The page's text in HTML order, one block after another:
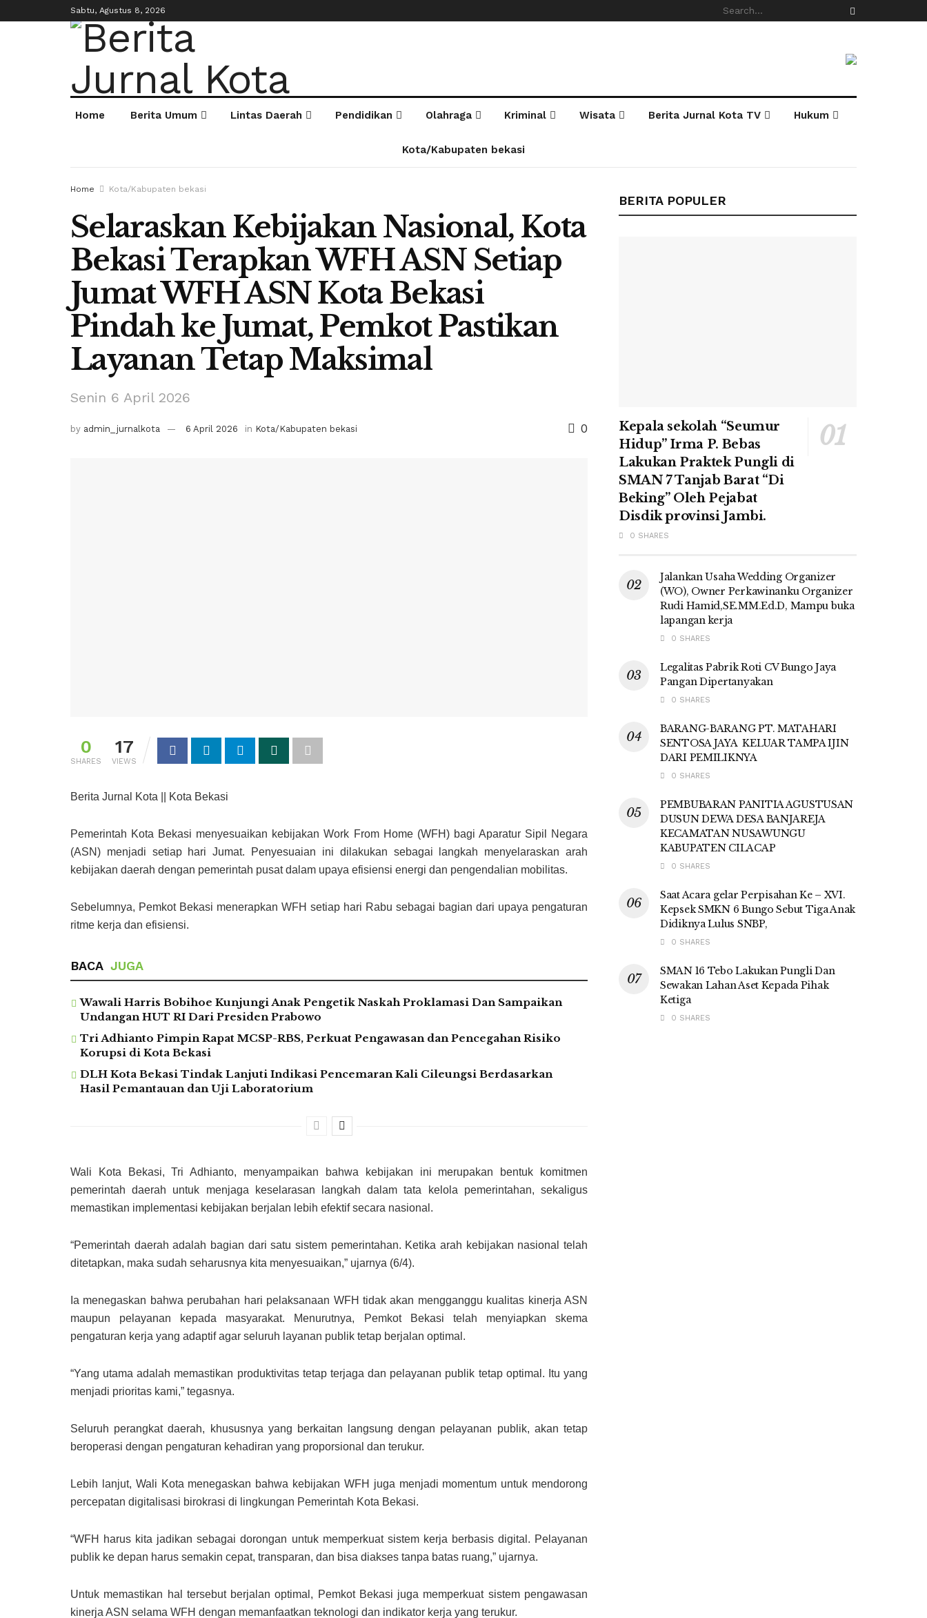
Sabtu, Agustus 8, 2026
Home Berita Umum Lintas Daerah Pendidikan Olahraga Kriminal Wisata Berita Jurnal Kota TV Hukum
Kota/Kabupaten bekasi
Home Kota/Kabupaten bekasi
Selaraskan Kebijakan Nasional, Kota
Bekasi Terapkan WFH ASN Setiap
Jumat WFH ASN Kota Bekasi
Pindah ke Jumat, Pemkot Pastikan
Layanan Tetap Maksimal
Senin 6 April 2026
by admin_jurnalkota 6 April 2026 in Kota/Kabupaten bekasi 0
0
SHARES
17
VIEWS
Berita Jurnal Kota || Kota Bekasi
Pemerintah Kota Bekasi menyesuaikan kebijakan Work From Home (WFH) bagi Aparatur Sipil Negara
(ASN) menjadi setiap hari Jumat. Penyesuaian ini dilakukan sebagai langkah menyelaraskan arah
kebijakan daerah dengan pemerintah pusat dalam upaya efisiensi energi dan pengendalian mobilitas.
Sebelumnya, Pemkot Bekasi menerapkan WFH setiap hari Rabu sebagai bagian dari upaya pengaturan
ritme kerja dan efisiensi.
BACA JUGA
Wawali Harris Bobihoe Kunjungi Anak Pengetik Naskah Proklamasi Dan Sampaikan
Undangan HUT RI Dari Presiden Prabowo
Tri Adhianto Pimpin Rapat MCSP-RBS, Perkuat Pengawasan dan Pencegahan Risiko
Korupsi di Kota Bekasi
DLH Kota Bekasi Tindak Lanjuti Indikasi Pencemaran Kali Cileungsi Berdasarkan
Hasil Pemantauan dan Uji Laboratorium
Wali Kota Bekasi, Tri Adhianto, menyampaikan bahwa kebijakan ini merupakan bentuk komitmen
pemerintah daerah untuk menjaga keselarasan langkah dalam tata kelola pemerintahan, sekaligus
memastikan implementasi kebijakan berjalan lebih efektif secara nasional.
“Pemerintah daerah adalah bagian dari satu sistem pemerintahan. Ketika arah kebijakan nasional telah
ditetapkan, maka sudah seharusnya kita menyesuaikan,” ujarnya (6/4).
Ia menegaskan bahwa perubahan hari pelaksanaan WFH tidak akan mengganggu kualitas kinerja ASN
maupun pelayanan kepada masyarakat. Menurutnya, Pemkot Bekasi telah menyiapkan skema
pengaturan kerja yang adaptif agar seluruh layanan publik tetap berjalan optimal.
“Yang utama adalah memastikan produktivitas tetap terjaga dan pelayanan publik tetap optimal. Itu yang
menjadi prioritas kami,” tegasnya.
Seluruh perangkat daerah, khususnya yang berkaitan langsung dengan pelayanan publik, akan tetap
beroperasi dengan pengaturan kehadiran yang proporsional dan terukur.
Lebih lanjut, Wali Kota menegaskan bahwa kebijakan WFH juga menjadi momentum untuk mendorong
percepatan digitalisasi birokrasi di lingkungan Pemerintah Kota Bekasi.
“WFH harus kita jadikan sebagai dorongan untuk memperkuat sistem kerja berbasis digital. Pelayanan
publik ke depan harus semakin cepat, transparan, dan bisa diakses tanpa batas ruang,” ujarnya.
Untuk memastikan hal tersebut berjalan optimal, Pemkot Bekasi juga memperkuat sistem pengawasan
kinerja ASN selama WFH dengan memanfaatkan teknologi dan indikator kerja yang terukur.
BERITA POPULER
Kepala sekolah “Seumur
Hidup” Irma P. Bebas
Lakukan Praktek Pungli di
SMAN 7 Tanjab Barat “Di
Beking” Oleh Pejabat
Disdik provinsi Jambi.
0 SHARES
Jalankan Usaha Wedding Organizer
(WO), Owner Perkawinanku Organizer
Rudi Hamid,SE.MM.Ed.D, Mampu buka
lapangan kerja
0 SHARES
Legalitas Pabrik Roti CV Bungo Jaya
Pangan Dipertanyakan
0 SHARES
BARANG-BARANG PT. MATAHARI
SENTOSA JAYA KELUAR TAMPA IJIN
DARI PEMILIKNYA
0 SHARES
PEMBUBARAN PANITIA AGUSTUSAN
DUSUN DEWA DESA BANJAREJA
KECAMATAN NUSAWUNGU
KABUPATEN CILACAP
0 SHARES
Saat Acara gelar Perpisahan Ke – XVI.
Kepsek SMKN 6 Bungo Sebut Tiga Anak
Didiknya Lulus SNBP,
0 SHARES
SMAN 16 Tebo Lakukan Pungli Dan
Sewakan Lahan Aset Kepada Pihak
Ketiga
0 SHARES